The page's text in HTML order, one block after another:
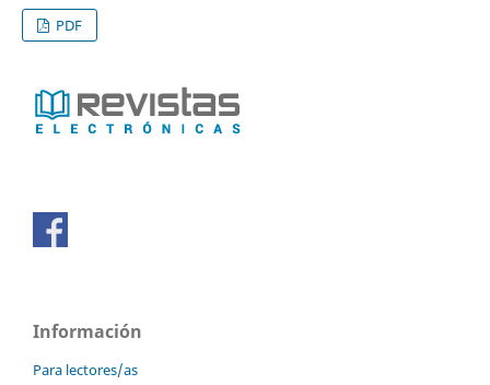
PDF
Información
Para lectores/as